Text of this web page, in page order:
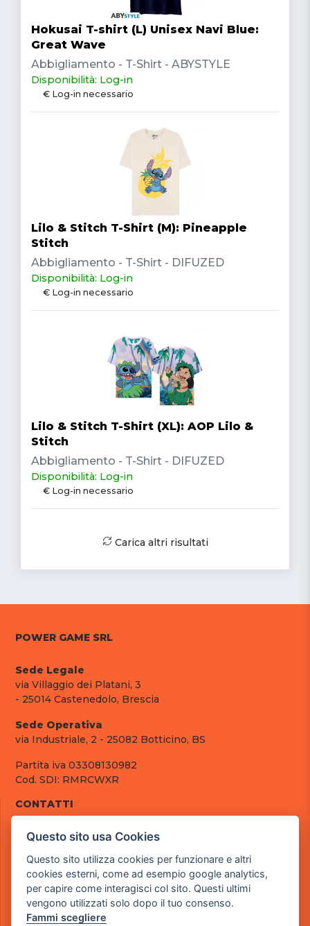
Hokusai T-shirt (L) Unisex Navi Blue:
Great Wave
Abbigliamento - T-Shirt - ABYSTYLE
Disponibilità: Log-in
€ Log-in necessario
Lilo & Stitch T-Shirt (M): Pineapple
Stitch
Abbigliamento - T-Shirt - DIFUZED
Disponibilità: Log-in
€ Log-in necessario
Lilo & Stitch T-Shirt (XL): AOP Lilo &
Stitch
Abbigliamento - T-Shirt - DIFUZED
Disponibilità: Log-in
€ Log-in necessario
Carica altri risultati
POWER GAME SRL
Sede Legale
via Villaggio dei Platani, 3
- 25014 Castenedolo, Brescia
Sede Operativa
via Industriale, 2 - 25082 Botticino, BS
Partita iva 03308130982
Cod. SDI: RMRCWXR
CONTATTI
tel.: +39 030 376 2377
pec: powergamesrl@legalmail.it
LINK UTILI
Chi siamo
Informazioni generali
Questo sito usa Cookies
Questo sito utilizza cookies per funzionare e altri
cookies esterni, come ad esempio google analytics,
per capire come interagisci col sito. Questi ultimi
vengono utilizzati solo dopo il tuo consenso.
Fammi scegliere